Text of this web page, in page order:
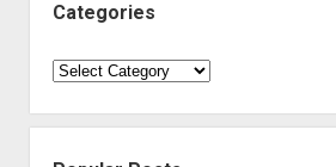
Categories
Categories